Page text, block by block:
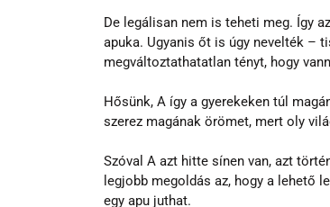
De legálisan nem is teheti meg. Így
apuka. Ugyanis őt is úgy nevelték –
megváltoztathatatlan tényt, hogy
Hősünk, A így a gyerekeken túl
szerez magának örömet, mert oly
Szóval A azt hitte sínen van, azt
legjobb megoldás az, hogy a lehető
egy apu juthat.